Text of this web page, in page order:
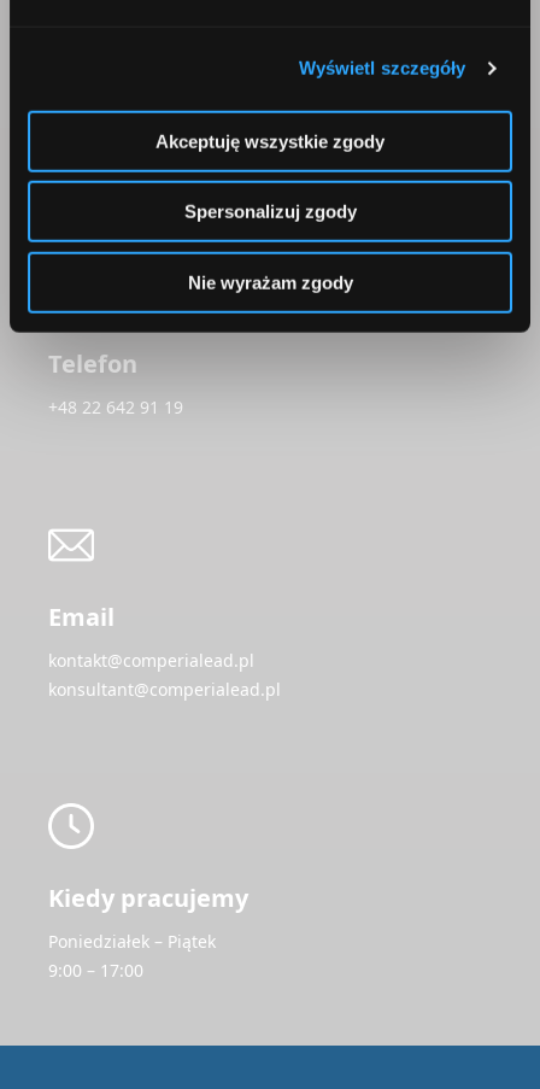
Wyświetl szczegóły
Akceptuję wszystkie zgody
Spersonalizuj zgody
Nie wyrażam zgody
02-673 Warszawa
Telefon
+48 22 642 91 19
Email
kontakt@comperialead.pl
konsultant@comperialead.pl
Kiedy pracujemy
Poniedziałek – Piątek
9:00 – 17:00